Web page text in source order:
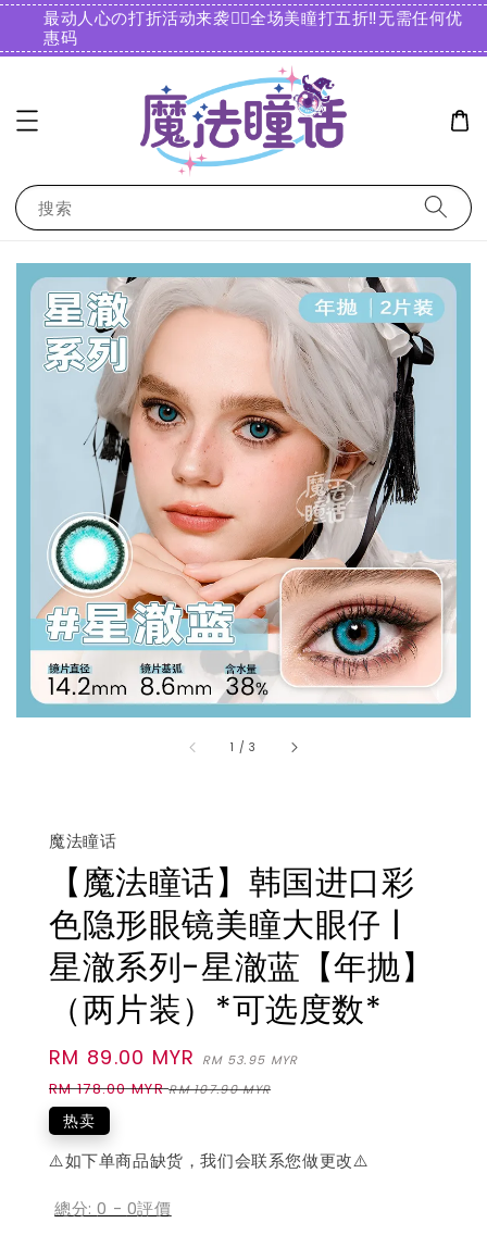
最动人心の打折活动来袭❤️‍🔥全场美瞳打五折‼️无需任何优
惠码️
搜索
1 /3
魔法瞳话
【魔法瞳话】韩国进口彩
色隐形眼镜美瞳大眼仔 |
星澈系列-星澈蓝【年抛】
（两片装）*可选度数*
Sale
price
RM 89.00 MYR RM 53.95 MYR
RM 178.00 MYR RM 107.90 MYR
热卖
⚠️如下单商品缺货，我们会联系您做更改⚠️
總分:0 - 0評價